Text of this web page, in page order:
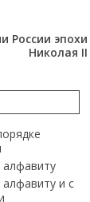
России эпохи
Николая II
алфавиту
алфавиту и с